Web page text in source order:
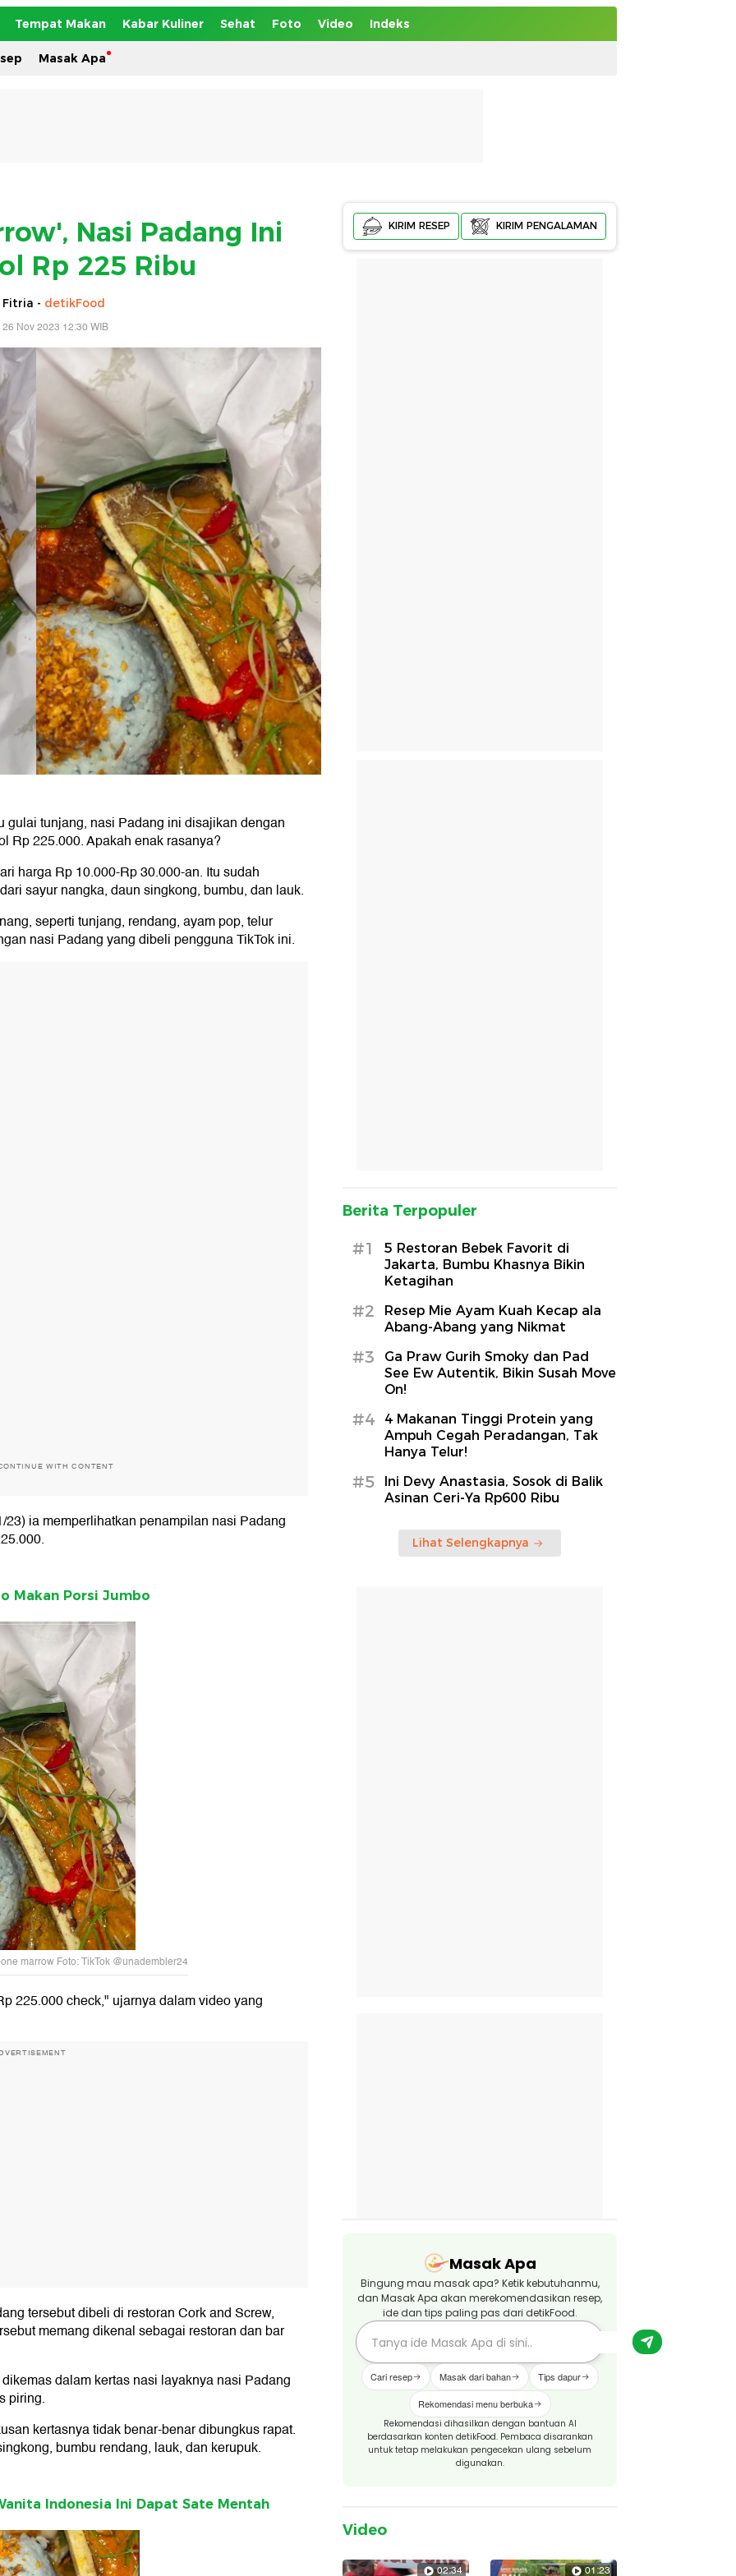
Tempat Makan Kabar Kuliner Sehat Foto Video Indeks
Masak Apa
Nasi Padang Ini
Rp 225 Ribu
Fitria - detikFood
Nov 2023 12:30 WIB
gulai tunjang, nasi Padang ini disajikan dengan
Rp 225.000. Apakah enak rasanya?
harga Rp 10.000-Rp 30.000-an. Itu sudah
sayur nangka, daun singkong, bumbu, dan lauk.
seperti tunjang, rendang, ayam pop, telur
nasi Padang yang dibeli pengguna TikTok ini.
WITH CONTENT
ia memperlihatkan penampilan nasi Padang
Makan Porsi Jumbo
marrow Foto: TikTok @unadembler24
225.000 check," ujarnya dalam video yang
tersebut dibeli di restoran Cork and Screw,
memang dikenal sebagai restoran dan bar
dalam kertas nasi layaknya nasi Padang
piring.
kertasnya tidak benar-benar dibungkus rapat.
bumbu rendang, lauk, dan kerupuk.
Indonesia Ini Dapat Sate Mentah
KIRIM RESEP KIRIM PENGALAMAN
Berita Terpopuler
#1
5 Restoran Bebek Favorit di
Jakarta, Bumbu Khasnya Bikin
Ketagihan
#2
Resep Mie Ayam Kuah Kecap ala
Abang-Abang yang Nikmat
#3
Ga Praw Gurih Smoky dan Pad
See Ew Autentik, Bikin Susah Move
On!
#4
4 Makanan Tinggi Protein yang
Ampuh Cegah Peradangan, Tak
Hanya Telur!
#5
Ini Devy Anastasia, Sosok di Balik
Asinan Ceri-Ya Rp600 Ribu
Lihat Selengkapnya
Masak Apa
Bingung mau masak apa? Ketik kebutuhanmu,
dan Masak Apa akan merekomendasikan resep,
ide dan tips paling pas dari detikFood.
Cari resep Masak dari bahan Tips dapur
Rekomendasi menu berbuka
Rekomendasi dihasilkan dengan bantuan AI
berdasarkan konten detikFood. Pembaca disarankan
untuk tetap melakukan pengecekan ulang sebelum
digunakan.
Video
02:34 01:23